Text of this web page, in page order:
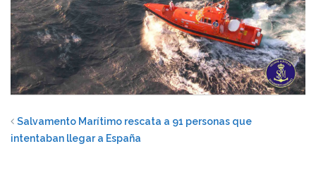
Salvamento Marítimo rescata a 91 personas que
intentaban llegar a España